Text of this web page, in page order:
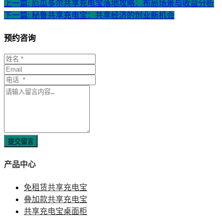
上一篇: 厄瓜多尔共享充电宝落地攻略：布局场景与收益分析
下一篇: 秘鲁共享充电宝：共享经济的创业新机会
预约咨询
提交留言
产品中心
免租赁共享充电宝
叠加款共享充电宝
共享充电宝桌面柜